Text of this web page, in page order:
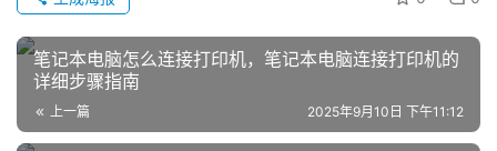
社
群
问
笔记本电脑怎么连接打印机，笔记本电脑连接打印机的
详细步骤指南
上一篇 2025年9月10日 下午11:12